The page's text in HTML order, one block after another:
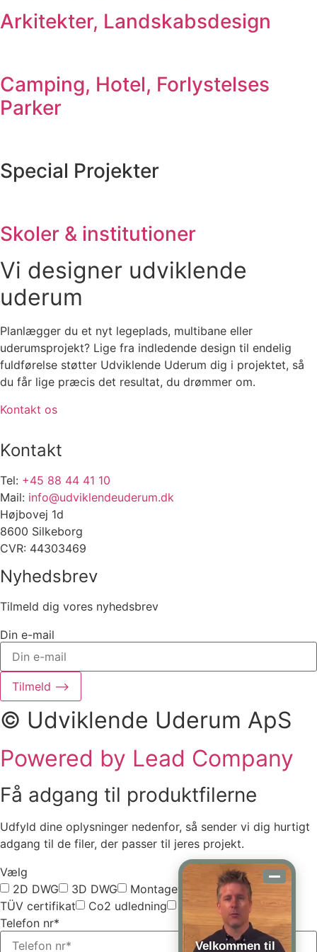
Arkitekter, Landskabsdesign
Camping, Hotel, Forlystelses
Parker
Special Projekter
Skoler & institutioner
Vi designer udviklende
uderum
Planlægger du et nyt legeplads, multibane eller
uderumsprojekt? Lige fra indledende design til endelig
fuldførelse støtter Udviklende Uderum dig i projektet, så
du får lige præcis det resultat, du drømmer om.
Kontakt os
Kontakt
Tel: +45 88 44 41 10
Mail: info@udviklendeuderum.dk
Højbovej 1d
8600 Silkeborg
CVR: 44303469
Nyhedsbrev
Tilmeld dig vores nyhedsbrev
Din e-mail
Tilmeld ⟶
© Udviklende Uderum ApS
Powered by Lead Company
Få adgang til produktfilerne
Udfyld dine oplysninger nedenfor, så sender vi dig hurtigt
adgang til de filer, der passer til jeres projekt.
Vælg
2D DWG
3D DWG
Montagevejledning
TÜV certifikat
Co2 udledning
Vælg alle
Telefon nr*
Velkommen til